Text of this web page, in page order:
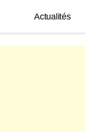
Actualités